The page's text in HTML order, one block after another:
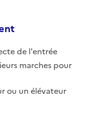
de l'entrée
marches pour
ou un élévateur